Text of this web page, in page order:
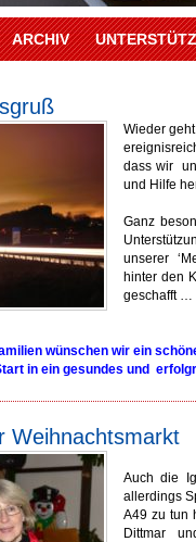
ARCHIV
Wieder
dass wir
und Hilfe
Ganz
unserer
hinter den
geschafft …
wünschen wir ein
in ein gesundes und
Weihnachtsmarkt
Auch die
allerdings
A49 zu tun
Dittmar